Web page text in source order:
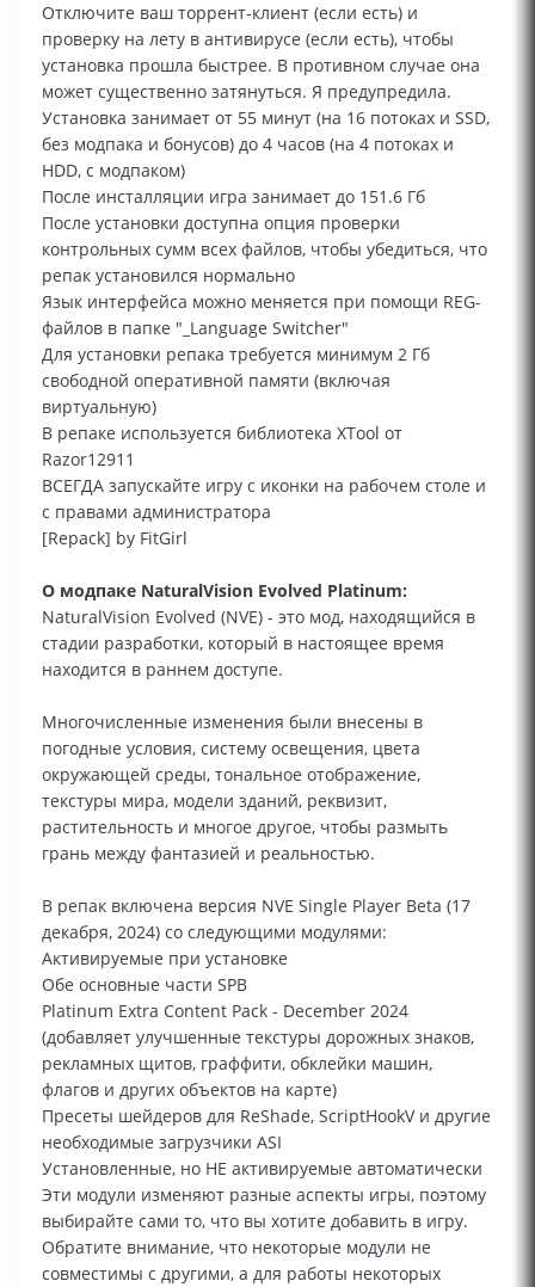
Отключите ваш торрент-клиент (если есть) и
проверку на лету в антивирусе (если есть), чтобы
установка прошла быстрее. В противном случае она
может существенно затянуться. Я предупредила.
Установка занимает от 55 минут (на 16 потоках и SSD,
без модпака и бонусов) до 4 часов (на 4 потоках и
HDD, с модпаком)
После инсталляции игра занимает до 151.6 Гб
После установки доступна опция проверки
контрольных сумм всех файлов, чтобы убедиться, что
репак установился нормально
Язык интерфейса можно меняется при помощи REG-
файлов в папке "_Language Switcher"
Для установки репака требуется минимум 2 Гб
свободной оперативной памяти (включая
виртуальную)
В репаке используется библиотека XTool от
Razor12911
ВСЕГДА запускайте игру с иконки на рабочем столе и
с правами администратора
[Repack] by FitGirl
О модпаке NaturalVision Evolved Platinum:
NaturalVision Evolved (NVE) - это мод, находящийся в
стадии разработки, который в настоящее время
находится в раннем доступе.
Многочисленные изменения были внесены в
погодные условия, систему освещения, цвета
окружающей среды, тональное отображение,
текстуры мира, модели зданий, реквизит,
растительность и многое другое, чтобы размыть
грань между фантазией и реальностью.
В репак включена версия NVE Single Player Beta (17
декабря, 2024) со следующими модулями:
Активируемые при установке
Обе основные части SPB
Platinum Extra Content Pack - December 2024
(добавляет улучшенные текстуры дорожных знаков,
рекламных щитов, граффити, обклейки машин,
флагов и других объектов на карте)
Пресеты шейдеров для ReShade, ScriptHookV и другие
необходимые загрузчики ASI
Установленные, но НЕ активируемые автоматически
Эти модули изменяют разные аспекты игры, поэтому
выбирайте сами то, что вы хотите добавить в игру.
Обратите внимание, что некоторые модули не
совместимы с другими, а для работы некоторых